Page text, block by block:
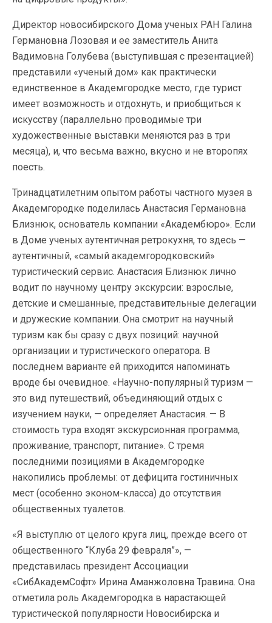
Директор новосибирского Дома ученых РАН Галина
Германовна Лозовая и ее заместитель Анита
Вадимовна Голубева (выступившая с презентацией)
представили «ученый дом» как практически
единственное в Академгородке место, где турист
имеет возможность и отдохнуть, и приобщиться к
искусству (параллельно проводимые три
художественные выставки меняются раз в три
месяца), и, что весьма важно, вкусно и не второпях
поесть.
Тринадцатилетним опытом работы частного музея в
Академгородке поделилась Анастасия Германовна
Близнюк, основатель компании «Академбюро». Если
в Доме ученых аутентичная ретрокухня, то здесь —
аутентичный, «самый академгородковский»
туристический сервис. Анастасия Близнюк лично
водит по научному центру экскурсии: взрослые,
детские и смешанные, представительные делегации
и дружеские компании. Она смотрит на научный
туризм как бы сразу с двух позиций: научной
организации и туристического оператора. В
последнем варианте ей приходится напоминать
вроде бы очевидное. «Научно-популярный туризм —
это вид путешествий, объединяющий отдых с
изучением науки, — определяет Анастасия. — В
стоимость тура входят экскурсионная программа,
проживание, транспорт, питание». С тремя
последними позициями в Академгородке
накопились проблемы: от дефицита гостиничных
мест (особенно эконом-класса) до отсутствия
общественных туалетов.
«Я выступлю от целого круга лиц, прежде всего от
общественного “Клуба 29 февраля”», —
представилась президент Ассоциации
«СибАкадемСофт» Ирина Аманжоловна Травина. Она
отметила роль Академгородка в нарастающей
туристической популярности Новосибирска и